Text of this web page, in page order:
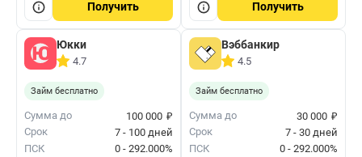
Получить Получить
Юкки
4.7
Займ бесплатно
Сумма до 100 000 ₽
Срок
7 - 100 дней
ПСК
0 - 292.000%
Вэббанкир
4.5
Займ бесплатно
Сумма до 30 000 ₽
Срок
7 - 30 дней
ПСК
0 - 292.000%